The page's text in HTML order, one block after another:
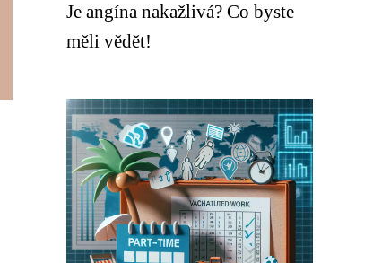
Je angína nakažlivá? Co byste
měli vědět!